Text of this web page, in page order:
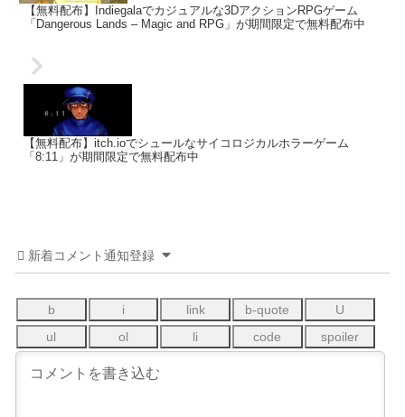
【無料配布】Indiegalaでカジュアルな3DアクションRPGゲーム
「Dangerous Lands – Magic and RPG」が期間限定で無料配布中
【無料配布】itch.ioでシュールなサイコロジカルホラーゲーム
「8:11」が期間限定で無料配布中
新着コメント通知登録